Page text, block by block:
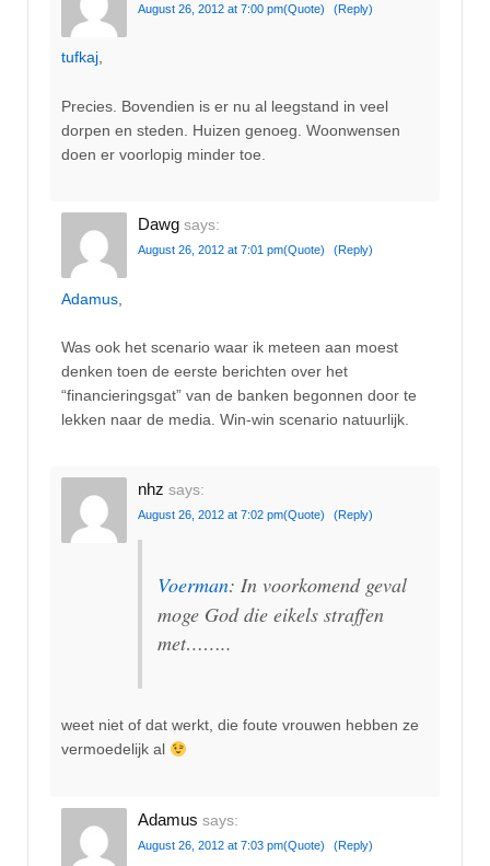
August 26, 2012 at 7:00 pm(Quote) (Reply)
tufkaj,
Precies. Bovendien is er nu al leegstand in veel
dorpen en steden. Huizen genoeg. Woonwensen
doen er voorlopig minder toe.
Dawg says:
August 26, 2012 at 7:01 pm(Quote) (Reply)
Adamus
Was ook het scenario waar ik meteen aan moest
denken toen de eerste berichten over het
“financieringsgat” van de banken begonnen door te
lekken naar de media. Win-win scenario natuurlijk.
nhz says:
August 26, 2012 at 7:02 pm(Quote) (Reply)
Voerman: In voorkomend geval
moge God die eikels straffen
met……..
weet niet of dat werkt, die foute vrouwen hebben ze
vermoedelijk al
Adamus says:
August 26, 2012 at 7:03 pm(Quote) (Reply)